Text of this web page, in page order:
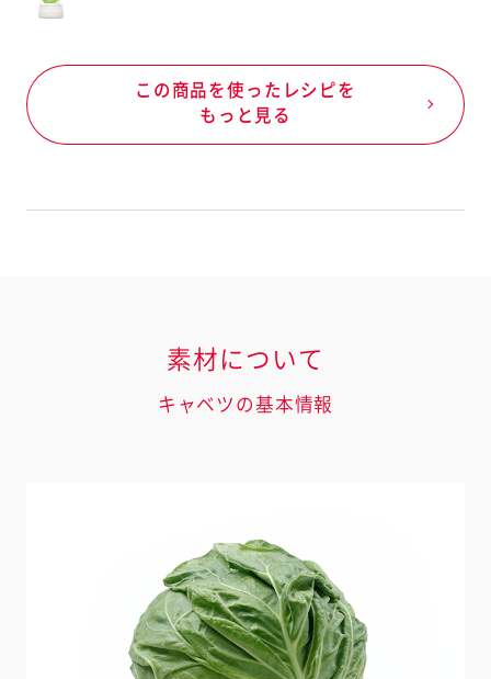
この商品を使ったレシピを
もっと見る
素材について
キャベツの基本情報